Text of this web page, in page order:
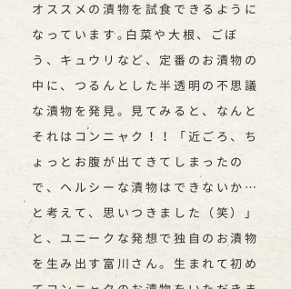
オススメの漬物を試食できるように
なっています｡白菜や大根、ごぼ
う、キュウリなど、定番のお漬物の
中に、つるんとした半透明の不思議
な漬物を発見。見てみると、なんと
それはコンニャク！！「近ごろ、ち
ょっとお腹が出てきてしまったの
で、ヘルシーな漬物はできないか…
と考えて、思いつきました（笑）」
と、ユニークな発想で独自のお漬物
を生み出す富川さん。生まれて初め